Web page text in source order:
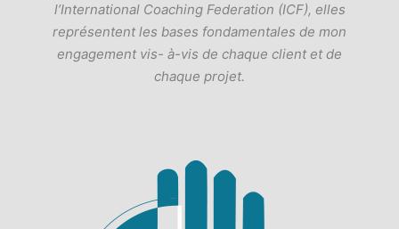
l’International Coaching Federation (ICF), elles
représentent les bases fondamentales de mon
engagement vis- à-vis de chaque client et de
chaque projet.